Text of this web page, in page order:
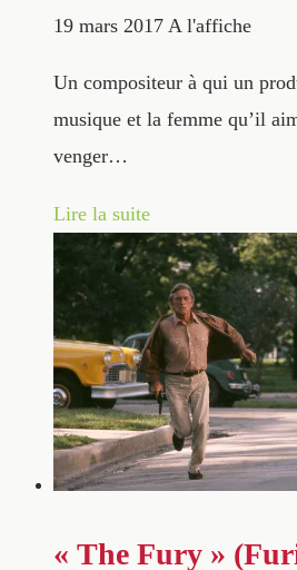
19 mars 2017 A l'affiche
Un compositeur à qui un
musique et la femme qu’il
venger…
Lire la suite
« The Fury »